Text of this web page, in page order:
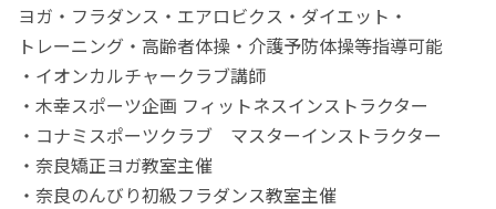
ヨガ・フラダンス・エアロビクス・ダイエット・
トレーニング・高齢者体操・介護予防体操等指導可能
・イオンカルチャークラブ講師
・木幸スポーツ企画 フィットネスインストラクター
・コナミスポーツクラブ マスターインストラクター
・奈良矯正ヨガ教室主催
・奈良のんびり初級フラダンス教室主催